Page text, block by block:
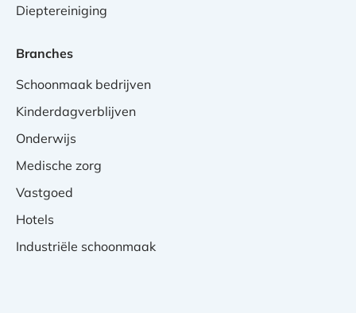
Dieptereiniging
Branches
Schoonmaak bedrijven
Kinderdagverblijven
Onderwijs
Medische zorg
Vastgoed
Hotels
Industriële schoonmaak